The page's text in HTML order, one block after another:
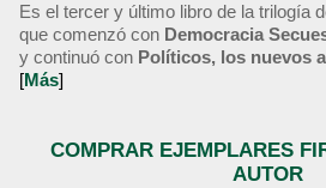
Es el tercer y último libro de la trilogía
que comenzó con Democracia
y continuó con Políticos, los nuevos
[Más]
COMPRAR EJEMPLARES
AUTOR